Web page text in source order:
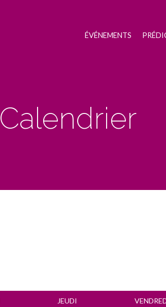
ÉVÉNEMENTS
Calendrier
JEUDI